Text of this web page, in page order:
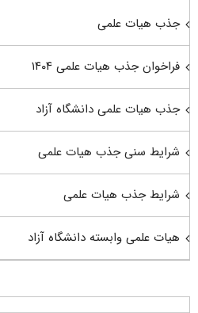
جذب هیات علمی
فراخوان جذب هیات علمی ۱۴۰۴
جذب هیات علمی دانشگاه آزاد
شرایط سنی جذب هیات علمی
شرایط جذب هیات علمی
هیات علمی وابسته دانشگاه آزاد